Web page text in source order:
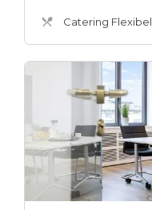
Catering Flexibel